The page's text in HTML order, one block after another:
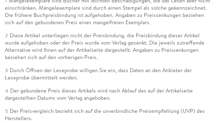
einschränken. Mängelexemplare sind durch einen Stempel als solche gekennzeichnet.
Die frühere Buchpreisbindung ist aufgehoben. Angaben zu Preissenkungen beziehen
sich auf den gebundenen Preis eines mangelfreien Exemplars.
2 Diese Artikel unterliegen nicht der Preisbindung, die Preisbindung dieser Artikel
wurde aufgehoben oder der Preis wurde vom Verlag gesenkt. Die jeweils zutreffende
Alternative wird Ihnen auf der Artikelseite dargestellt. Angaben zu Preissenkungen
beziehen sich auf den vorherigen Preis.
3 Durch Öffnen der Leseprobe willigen Sie ein, dass Daten an den Anbieter der
Leseprobe übermittelt werden.
4 Der gebundene Preis dieses Artikels wird nach Ablauf des auf der Artikelseite
dargestellten Datums vom Verlag angehoben.
5 Der Preisvergleich bezieht sich auf die unverbindliche Preisempfehlung (UVP) des
Herstellers.